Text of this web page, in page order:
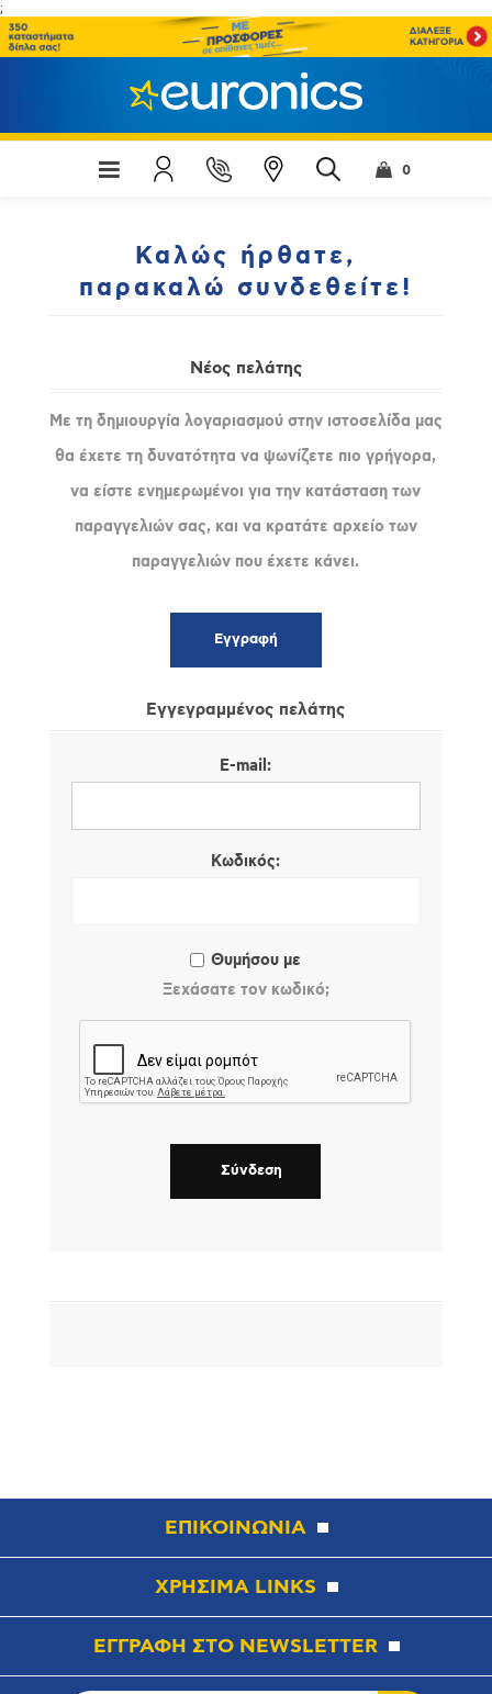
;
0
Καλώς ήρθατε,
παρακαλώ συνδεθείτε!
Νέος πελάτης
Με τη δημιουργία λογαριασμού στην ιστοσελίδα μας
θα έχετε τη δυνατότητα να ψωνίζετε πιο γρήγορα,
να είστε ενημερωμένοι για την κατάσταση των
παραγγελιών σας, και να κρατάτε αρχείο των
παραγγελιών που έχετε κάνει.
Εγγεγραμμένος πελάτης
E-mail:
Κωδικός:
Θυμήσου με
Ξεχάσατε τον κωδικό;
ΕΠΙΚΟΙΝΩΝΙΑ
ΧΡΗΣΙΜΑ LINKS
ΕΓΓΡΑΦΗ ΣΤΟ NEWSLETTER